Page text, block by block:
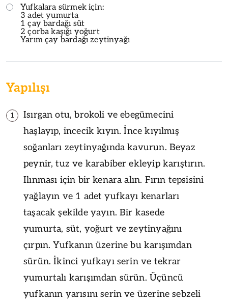
Yufkalara sürmek için:
3 adet yumurta
1 çay bardağı süt
2 çorba kaşığı yoğurt
Yarım çay bardağı zeytinyağı
Yapılışı
1
Isırgan otu, brokoli ve ebegümecini
haşlayıp, incecik kıyın. İnce kıyılmış
soğanları zeytinyağında kavurun. Beyaz
peynir, tuz ve karabiber ekleyip karıştırın.
Ilınması için bir kenara alın. Fırın tepsisini
yağlayın ve 1 adet yufkayı kenarları
taşacak şekilde yayın. Bir kasede
yumurta, süt, yoğurt ve zeytinyağını
çırpın. Yufkanın üzerine bu karışımdan
sürün. İkinci yufkayı serin ve tekrar
yumurtalı karışımdan sürün. Üçüncü
yufkanın yarısını serin ve üzerine sebzeli